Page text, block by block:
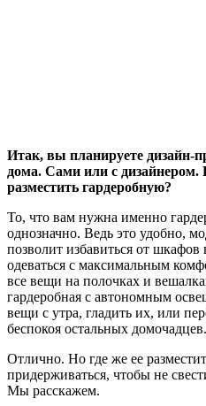
Итак, вы планируете дизайн-
дома. Сами или с дизайнером.
разместить гардеробную?
То, что вам нужна именно
однозначно. Ведь это удобно,
позволит избавиться от шкафов
одеваться с максимальным
все вещи на полочках и
гардеробная с автономным
вещи с утра, гладить их, или
беспокоя остальных
Отлично. Но где же ее
придерживаться, чтобы не
Мы расскажем.